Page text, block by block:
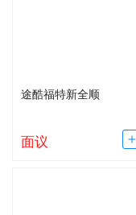
途酷福特新全顺
面议